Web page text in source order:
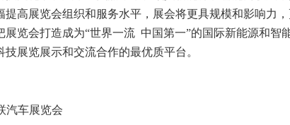
高展览会组织和服务水平，展会将更具规模和影响力
展览会打造成为“世界一流 中国第一”的国际新能源和智
展览展示和交流合作的最优质平台。
汽车展览会